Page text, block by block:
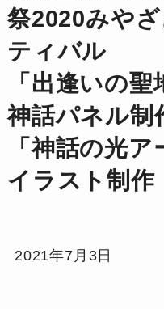
祭2020みや
ティバル
「出逢いの聖
神話パネル制
「神話の光ア
イラスト制作
2021年7月3日